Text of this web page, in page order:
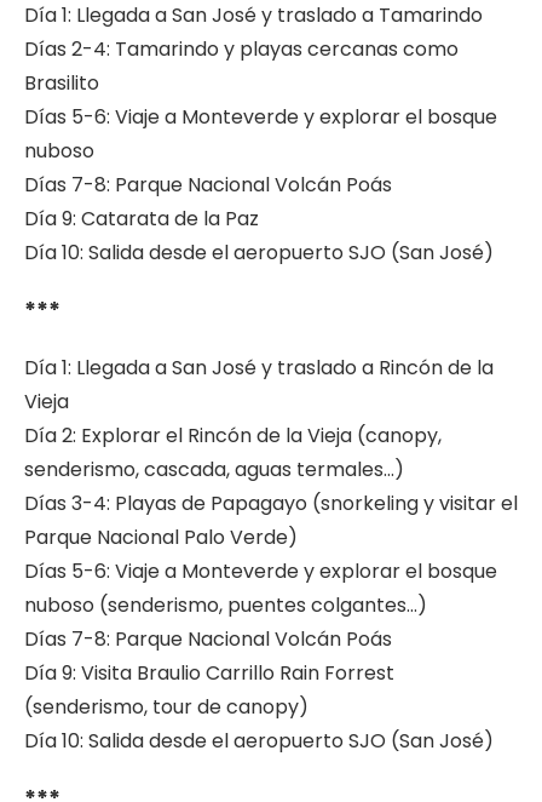
Día 1: Llegada a San José y traslado a Tamarindo
Días 2-4: Tamarindo y playas cercanas como
Brasilito
Días 5-6: Viaje a Monteverde y explorar el bosque
nuboso
Días 7-8: Parque Nacional Volcán Poás
Día 9: Catarata de la Paz
Día 10: Salida desde el aeropuerto SJO (San José)
***
Día 1: Llegada a San José y traslado a Rincón de la
Vieja
Día 2: Explorar el Rincón de la Vieja (canopy,
senderismo, cascada, aguas termales…)
Días 3-4: Playas de Papagayo (snorkeling y visitar el
Parque Nacional Palo Verde)
Días 5-6: Viaje a Monteverde y explorar el bosque
nuboso (senderismo, puentes colgantes…)
Días 7-8: Parque Nacional Volcán Poás
Día 9: Visita Braulio Carrillo Rain Forrest
(senderismo, tour de canopy)
Día 10: Salida desde el aeropuerto SJO (San José)